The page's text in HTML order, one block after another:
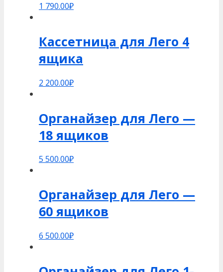
1 790.00₽
Кассетница для Лего 4
ящика
2 200.00₽
Органайзер для Лего —
18 ящиков
5 500.00₽
Органайзер для Лего —
60 ящиков
6 500.00₽